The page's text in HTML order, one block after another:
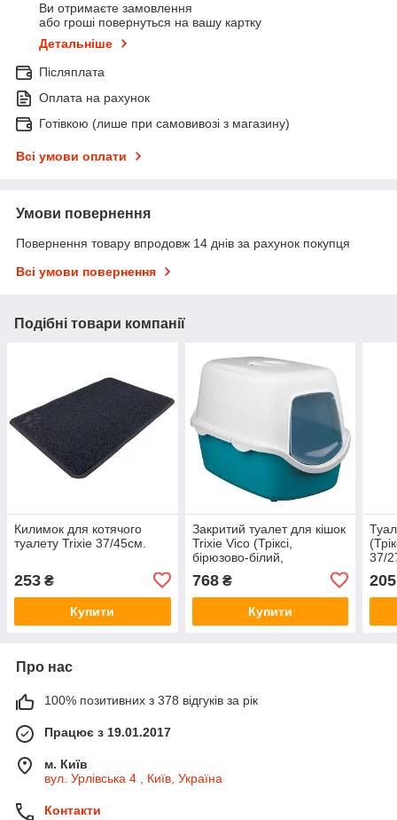
Ви отримаєте замовлення
або гроші повернуться на вашу картку
Детальніше
Післяплата
Оплата на рахунок
Готівкою (лише при самовивозі з магазину)
Всі умови оплати
Умови повернення
Повернення товару впродовж 14 днів за рахунок покупця
Всі умови повернення
Подібні товари компанії
Килимок для котячого
туалету Trixie 37/45см.
253 ₴
Купити
Закритий туалет для кішок
Trixie Vico (Тріксі,
бірюзово-білий,
768₴
Купити
37/
205
Про нас
100% позитивних з 378 відгуків за рік
Працює з 19.01.2017
м. Київ
вул. Урлівська 4 , Київ, Україна
Контакти